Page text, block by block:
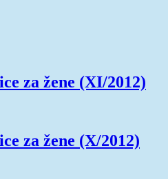
za žene (XI/2012)
za žene (X/2012)